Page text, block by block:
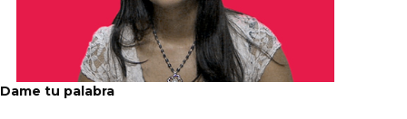
Dame tu palabra